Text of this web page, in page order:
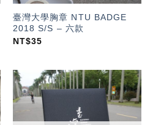
臺灣大學胸章 NTU BADGE
2018 S/S – 六款
NT$35
加入
望輕